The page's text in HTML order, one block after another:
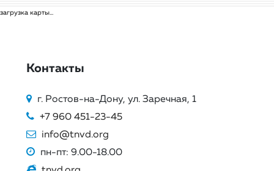
загрузка карты...
Контакты
г. Ростов-на-Дону, ул. Заречная, 1
+7 960 451-23-45
info@tnvd.org
пн-пт: 9.00-18.00